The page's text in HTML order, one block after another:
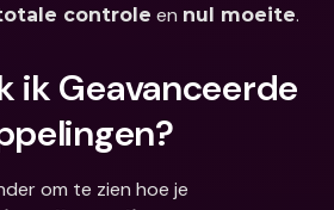
controle en nul moeite.
ik Geavanceerde